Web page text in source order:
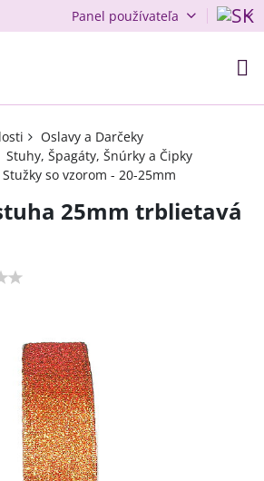
Panel používateľa
Oslavy a Darčeky
Stuhy, Špagáty, Šnúrky a Čipky
Stužky so vzorom - 20-25mm
25mm trblietavá